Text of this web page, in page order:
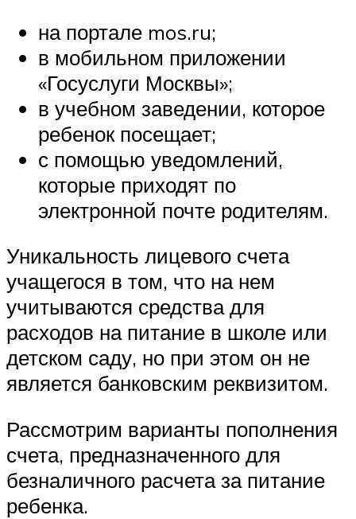
на портале mos.ru;
в мобильном приложении
«Госуслуги Москвы»;
в учебном заведении, которое
ребенок посещает;
с помощью уведомлений,
которые приходят по
электронной почте родителям.
Уникальность лицевого счета
учащегося в том, что на нем
учитываются средства для
расходов на питание в школе или
детском саду, но при этом он не
является банковским реквизитом.
Рассмотрим варианты пополнения
счета, предназначенного для
безналичного расчета за питание
ребенка.